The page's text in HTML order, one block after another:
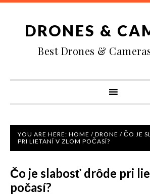
DRONES &
Best Drones &
YOU ARE HERE: HOME / DRONE / ČO JE
PRI LIETANÍ V ZLOM POČASÍ?
Čo je slabosť drôde pri
počasí?